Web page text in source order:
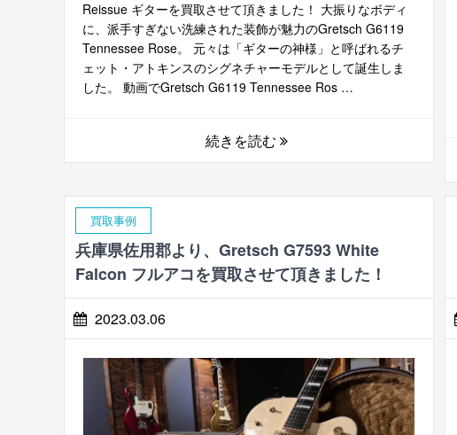
Reissue ギターを買取させて頂きました！ 大振りなボディ
に、派手すぎない洗練された装飾が魅力のGretsch G6119
Tennessee Rose。 元々は「ギターの神様」と呼ばれるチ
ェット・アトキンスのシグネチャーモデルとして誕生しま
した。 動画でGretsch G6119 Tennessee Ros …
続きを読む
買取事例
兵庫県佐用郡より、Gretsch G7593 White
Falcon フルアコを買取させて頂きました！
2023.03.06